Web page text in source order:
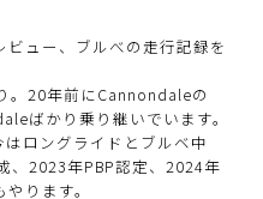
ュー、ブルべの走行記録を
。20年前にCannondaleの
ばかり乗り継いでいます。
ロングライドとブルベ中
、2023年PBP認定、2024年
ります。